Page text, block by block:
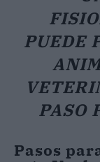
PUEDE
PASO
Pasos